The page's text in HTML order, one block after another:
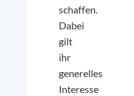
schaffen.
Dabei
gilt
ihr
generelles
Interesse